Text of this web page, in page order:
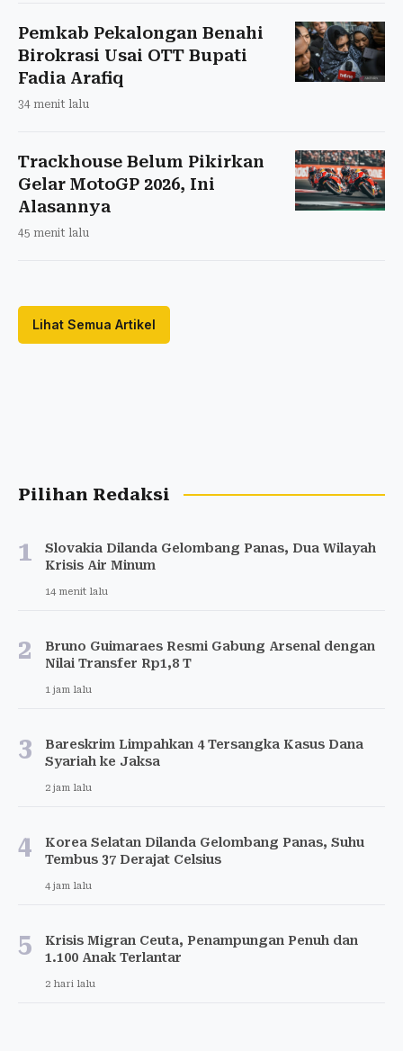
Pemkab Pekalongan Benahi
Birokrasi Usai OTT Bupati
Fadia Arafiq
34 menit lalu
Trackhouse Belum Pikirkan
Gelar MotoGP 2026, Ini
Alasannya
45 menit lalu
Lihat Semua Artikel
Pilihan Redaksi
1
Slovakia Dilanda Gelombang Panas, Dua Wilayah
Krisis Air Minum
14 menit lalu
2
Bruno Guimaraes Resmi Gabung Arsenal dengan
Nilai Transfer Rp1,8 T
1 jam lalu
3
Bareskrim Limpahkan 4 Tersangka Kasus Dana
Syariah ke Jaksa
2 jam lalu
4
Korea Selatan Dilanda Gelombang Panas, Suhu
Tembus 37 Derajat Celsius
4 jam lalu
5
Krisis Migran Ceuta, Penampungan Penuh dan
1.100 Anak Terlantar
2 hari lalu